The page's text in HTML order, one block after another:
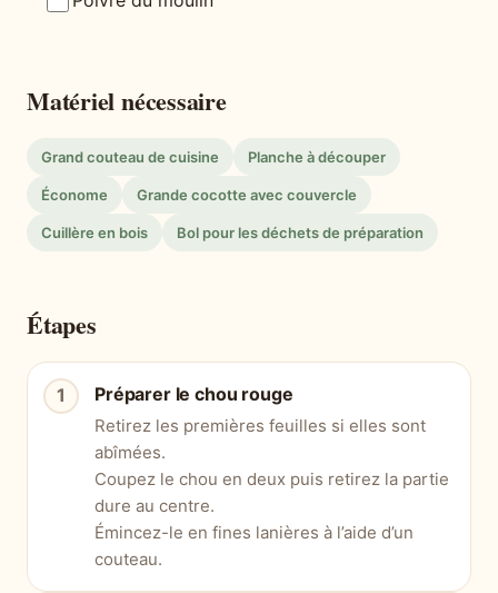
Matériel nécessaire
Grand couteau de cuisine Planche à découper
Économe Grande cocotte avec couvercle
Cuillère en bois Bol pour les déchets de préparation
Étapes
Préparer le chou rouge
Retirez les premières feuilles si elles sont
abîmées.
Coupez le chou en deux puis retirez la partie
dure au centre.
Émincez-le en fines lanières à l’aide d’un
couteau.